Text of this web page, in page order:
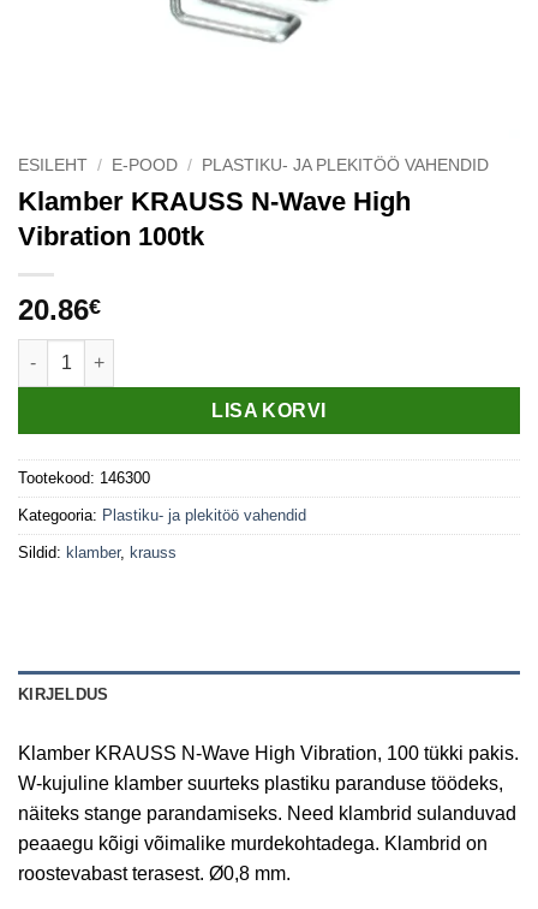
ESILEHT / E-POOD / PLASTIKU- JA PLEKITÖÖ VAHENDID
Klamber KRAUSS N-Wave High
Vibration 100tk
20.86€
Klamber KRAUSS N-Wave High Vibration 100tk kogus
LISA KORVI
Tootekood: 146300
Kategooria: Plastiku- ja plekitöö vahendid
Sildid: klamber, krauss
KIRJELDUS
Klamber KRAUSS N-Wave High Vibration, 100 tükki pakis.
W-kujuline klamber suurteks plastiku paranduse töödeks,
näiteks stange parandamiseks. Need klambrid sulanduvad
peaaegu kõigi võimalike murdekohtadega. Klambrid on
roostevabast terasest. Ø0,8 mm.